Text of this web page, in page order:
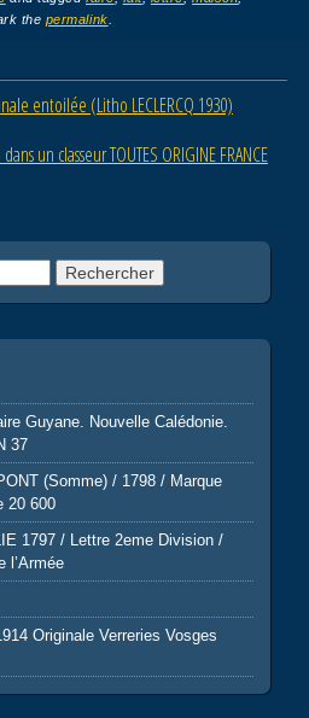
g
er
the permalink
entoilée (Litho LECLERCQ 1930)
un classeur TOUTES ORIGINE FRANCE
Guyane. Nouvelle Calédonie.
37
(Somme) / 1798 / Marque
20 600
1797 / Lettre 2eme Division /
l’Armée
Originale Verreries Vosges